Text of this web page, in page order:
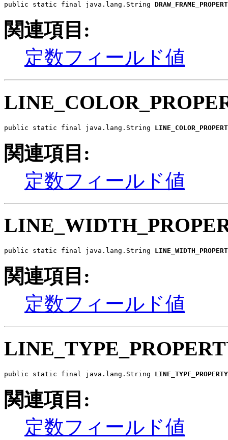
public static final java.lang.String
関連項目:
定数フィールド値
public static final java.lang.String
関連項目:
定数フィールド値
public static final java.lang.String
関連項目:
定数フィールド値
public static final java.lang.String LINE_TYPE_PROPERTY
関連項目:
定数フィールド値